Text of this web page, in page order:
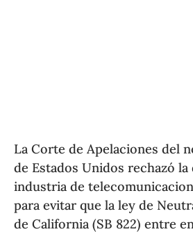
La Corte de Apelaciones del
de Estados Unidos rechazó la
industria de
para evitar que la ley de
de California (SB 822) entre